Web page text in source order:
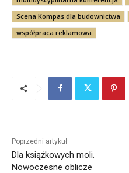
Scena Kompas dla budownictwa
współpraca reklamowa
Poprzedni artykuł
Dla książkowych moli.
Nowoczesne oblicze